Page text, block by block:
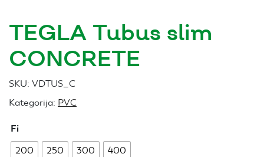
TEGLA Tubus slim
CONCRETE
SKU: VDTUS_C
Kategorija: PVC
Fi
200
250 300
400